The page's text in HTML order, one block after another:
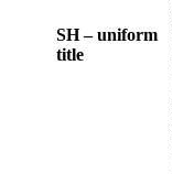
SH – uniform
title